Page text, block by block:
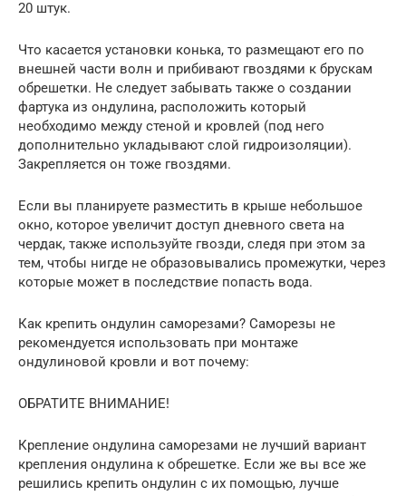
20 штук.
Что касается установки конька, то размещают его по
внешней части волн и прибивают гвоздями к брускам
обрешетки. Не следует забывать также о создании
фартука из ондулина, расположить который
необходимо между стеной и кровлей (под него
дополнительно укладывают слой гидроизоляции).
Закрепляется он тоже гвоздями.
Если вы планируете разместить в крыше небольшое
окно, которое увеличит доступ дневного света на
чердак, также используйте гвозди, следя при этом за
тем, чтобы нигде не образовывались промежутки, через
которые может в последствие попасть вода.
Как крепить ондулин саморезами? Саморезы не
рекомендуется использовать при монтаже
ондулиновой кровли и вот почему:
ОБРАТИТЕ ВНИМАНИЕ!
Крепление ондулина саморезами не лучший вариант
крепления ондулина к обрешетке. Если же вы все же
решились крепить ондулин с их помощью, лучше